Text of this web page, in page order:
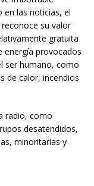
las noticias, el
su valor
gratuita
energía provocados
ser humano, como
de calor, incendios
radio, como
desatendidos,
minoritarias y